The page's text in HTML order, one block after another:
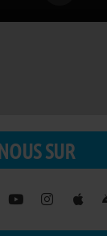
SUR